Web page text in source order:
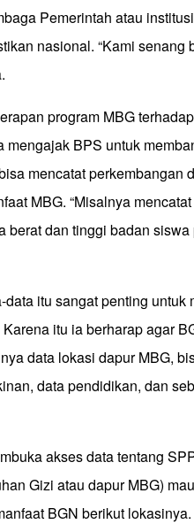
Pemerintah atau
nasional. “Kami senang
program MBG
BPS untuk
mencatat perkembangan
MBG. “Misalnya
berat dan tinggi badan
itu sangat penting untuk
itu ia berharap agar
data lokasi dapur MBG,
data pendidikan, dan
akses data tentang
Gizi atau dapur MBG)
BGN berikut lokasinya.